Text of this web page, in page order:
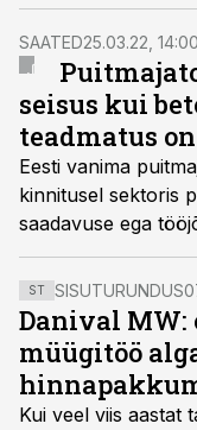
küsimustele vastas
Kadaja.
SAATED25.03.22, 14:00
seisus kui
teadmatus
Eesti vanima
kinnitusel sektoris
saadavuse ega
ebaselge.
ST SISUTURUNDUS
Danival MW:
müügitöö
Kui veel viis aastat